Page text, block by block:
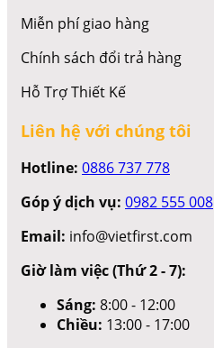
Miễn phí giao hàng
Chính sách đổi trả hàng
Hỗ Trợ Thiết Kế
Liên hệ với chúng tôi
Hotline: 0886 737 778
Góp ý dịch vụ: 0982 555 008
Email: info@vietfirst.com
Giờ làm việc (Thứ 2 - 7):
Sáng: 8:00 - 12:00
Chiều: 13:00 - 17:00